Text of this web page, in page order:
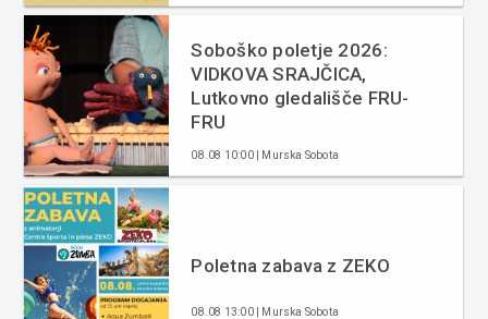
Soboško poletje 2026:
VIDKOVA SRAJČICA,
Lutkovno gledališče FRU-
FRU
08.08 10:00 | Murska Sobota
Poletna zabava z ZEKO
08.08 13:00 | Murska Sobota